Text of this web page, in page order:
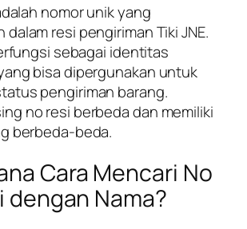
nomor unik yang
resi pengiriman Tiki JNE.
sebagai identitas
bisa dipergunakan untuk
pengiriman barang.
no resi berbeda dan memiliki
berbeda-beda.
Cara Mencari No
dengan Nama?